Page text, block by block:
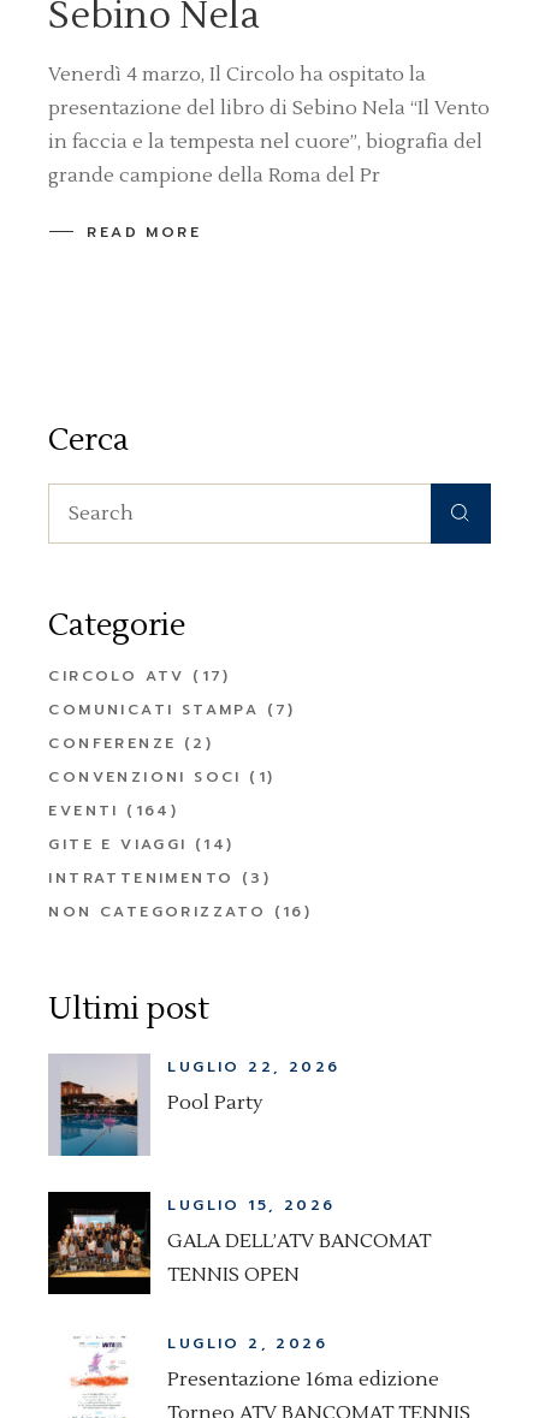
Sebino Nela
Venerdì 4 marzo, Il Circolo ha ospitato la
presentazione del libro di Sebino Nela “Il Vento
in faccia e la tempesta nel cuore”, biografia del
grande campione della Roma del Pr
READ MORE
Cerca
Search
for:
Categorie
CIRCOLO ATV (17)
COMUNICATI STAMPA (7)
CONFERENZE (2)
CONVENZIONI SOCI (1)
EVENTI (164)
GITE E VIAGGI (14)
INTRATTENIMENTO
(3)
NON CATEGORIZZATO
(16)
Ultimi post
LUGLIO 22, 2026
Pool Party
LUGLIO 15, 2026
GALA DELL’ATV BANCOMAT
TENNIS OPEN
LUGLIO 2, 2026
Presentazione 16ma edizione
Torneo ATV BANCOMAT TENNIS